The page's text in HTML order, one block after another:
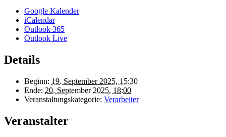
Google Kalender
iCalendar
Outlook 365
Outlook Live
Details
Beginn: 19. September 2025, 15:30
Ende: 20. September 2025, 18:00
Veranstaltungskategorie: Verarbeiter
Veranstalter